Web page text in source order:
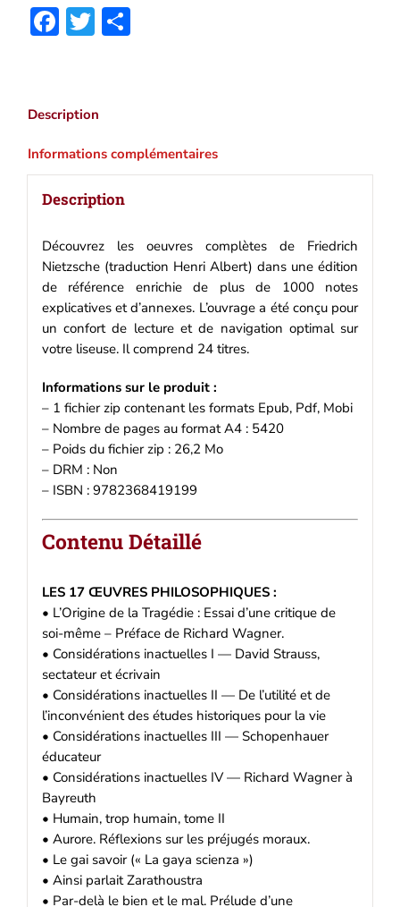
:
Oeuvres
epub,
Kindle
Facebook
Twitter
Description
Informations complémentaires
Description
Découvrez les oeuvres complètes de Friedrich
Nietzsche (traduction Henri Albert) dans une édition
de référence enrichie de plus de 1000 notes
explicatives et d’annexes. L’ouvrage a été conçu pour
un confort de lecture et de navigation optimal sur
votre liseuse. Il comprend 24 titres.
Informations sur le produit :
– 1 fichier zip contenant les formats Epub, Pdf, Mobi
– Nombre de pages au format A4 : 5420
– Poids du fichier zip : 26,2 Mo
– DRM : Non
– ISBN : 9782368419199
Contenu Détaillé
LES 17 ŒUVRES PHILOSOPHIQUES :
• L’Origine de la Tragédie : Essai d’une critique de
soi-même – Préface de Richard Wagner.
• Considérations inactuelles I — David Strauss,
sectateur et écrivain
• Considérations inactuelles II — De l’utilité et de
l’inconvénient des études historiques pour la vie
• Considérations inactuelles III — Schopenhauer
éducateur
• Considérations inactuelles IV — Richard Wagner à
Bayreuth
• Humain, trop humain, tome II
• Aurore. Réflexions sur les préjugés moraux.
• Le gai savoir (« La gaya scienza »)
• Ainsi parlait Zarathoustra
• Par-delà le bien et le mal. Prélude d’une